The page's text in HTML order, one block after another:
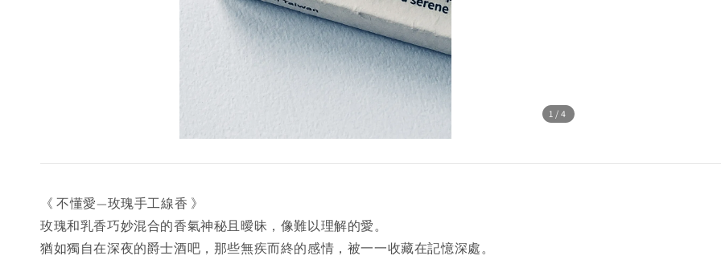
1 /4
《 不懂愛—玫瑰手工線香 》
玫瑰和乳香巧妙混合的香氣神秘且曖昧，像難以理解的愛。
猶如獨自在深夜的爵士酒吧，那些無疾而終的感情，被一一收藏在記憶深處。